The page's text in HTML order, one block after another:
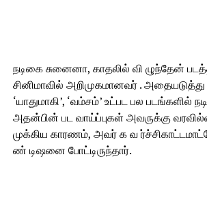
நடிகை சுனைனா, காதலில் வி ழுந்தேன்
சினிமாவில் அறிமுகமானவர் . அதையடுத்து
‘யாதுமாகி’, ‘வம்சம்’ உட்பட பல படங்களில்
அதன்பின் பட வாய்ப்புகள் அவருக்கு
முக்கிய காரணம், அவர் க வ
ண் டிஷனை போட்டிருந்தார்.